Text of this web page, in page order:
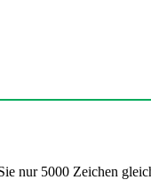
nur 5000 Zeichen